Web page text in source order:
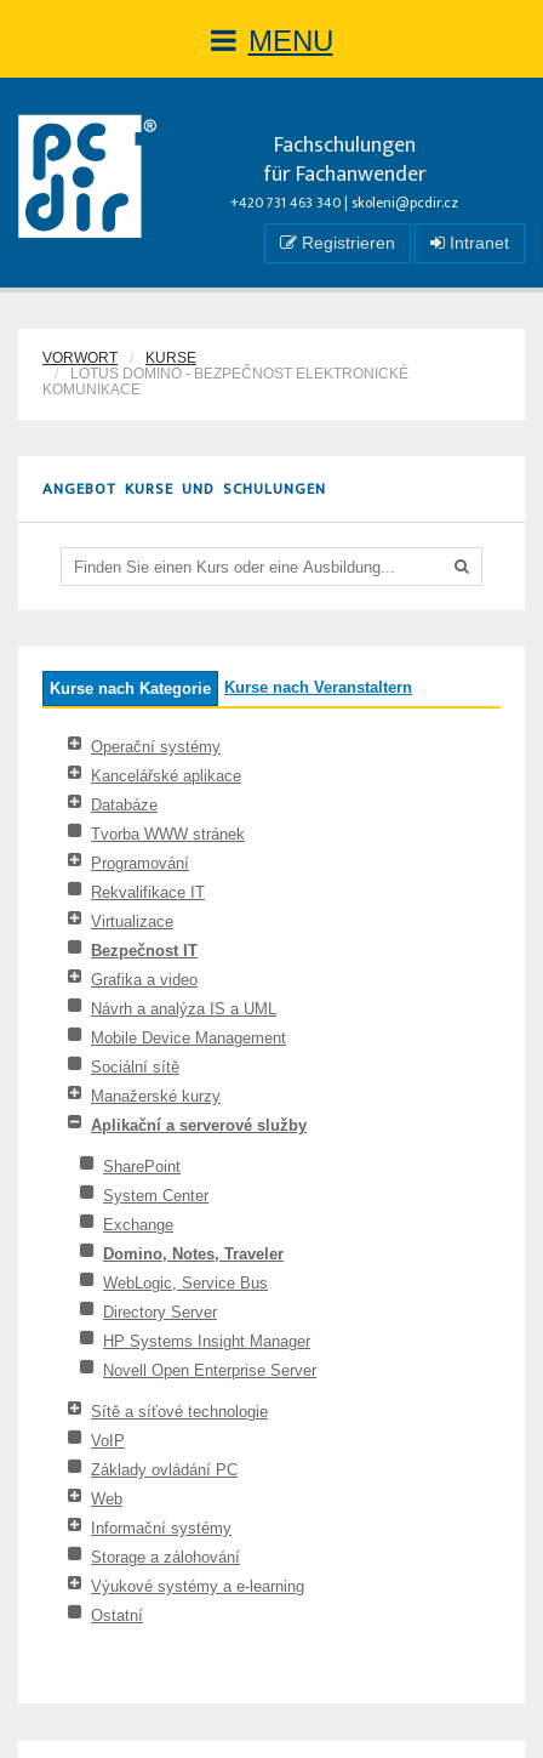
MENU
Fachschulungen
für Fachanwender
+420 731 463 340 | skoleni@pcdir.cz
Registrieren Intranet
VORWORT
KURSE
LOTUS DOMINO - BEZPEČNOST ELEKTRONICKÉ
KOMUNIKACE
ANGEBOT KURSE UND SCHULUNGEN
Kurse nach Kategorie Kurse nach Veranstaltern
Operační systémy
Kancelářské aplikace
Databáze
Tvorba WWW stránek
Programování
Rekvalifikace IT
Virtualizace
Bezpečnost IT
Grafika a video
Návrh a analýza IS a UML
Mobile Device Management
Sociální sítě
Manažerské kurzy
Aplikační a serverové služby
SharePoint
System Center
Exchange
Domino, Notes, Traveler
WebLogic, Service Bus
Directory Server
HP Systems Insight Manager
Novell Open Enterprise Server
Sítě a síťové technologie
VoIP
Základy ovládání PC
Web
Informační systémy
Storage a zálohování
Výukové systémy a e-learning
Ostatní